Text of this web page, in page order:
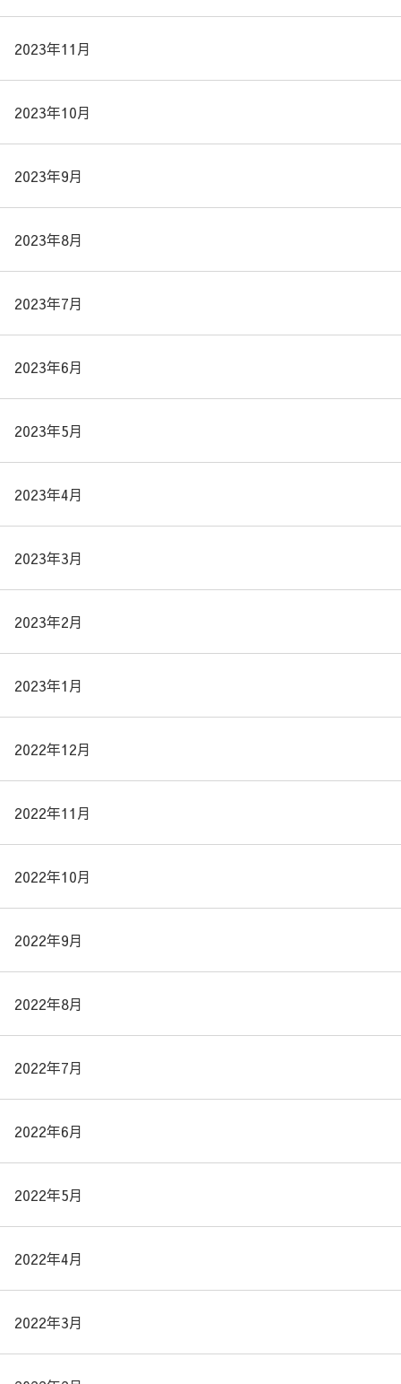
2023年11月
2023年10月
2023年9月
2023年8月
2023年7月
2023年6月
2023年5月
2023年4月
2023年3月
2023年2月
2023年1月
2022年12月
2022年11月
2022年10月
2022年9月
2022年8月
2022年7月
2022年6月
2022年5月
2022年4月
2022年3月